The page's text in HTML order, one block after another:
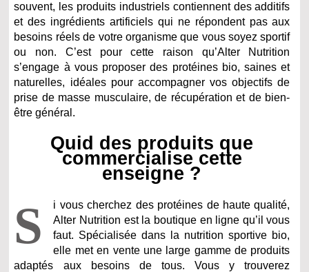
souvent, les produits industriels contiennent des additifs
et des ingrédients artificiels qui ne répondent pas aux
besoins réels de votre organisme que vous soyez sportif
ou non. C’est pour cette raison qu’Alter Nutrition
s’engage à vous proposer des protéines bio, saines et
naturelles, idéales pour accompagner vos objectifs de
prise de masse musculaire, de récupération et de bien-
être général.
Quid des produits que
commercialise cette
enseigne ?
S
i vous cherchez des protéines de haute qualité,
Alter Nutrition est la boutique en ligne qu’il vous
faut. Spécialisée dans la nutrition sportive bio,
elle met en vente une large gamme de produits
adaptés aux besoins de tous. Vous y trouverez